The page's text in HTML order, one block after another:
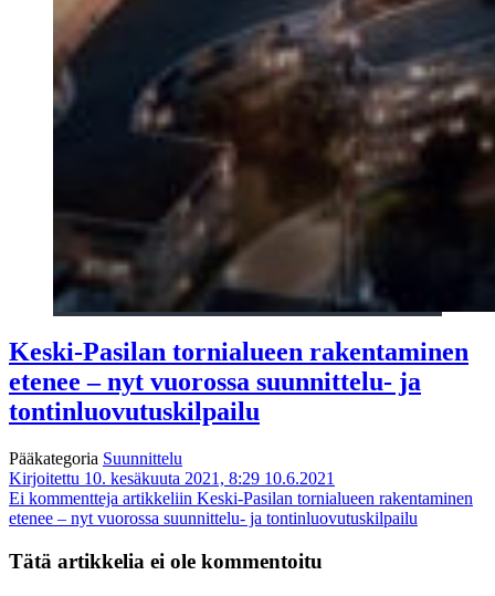
Keski-Pasilan tornialueen rakentaminen
etenee – nyt vuorossa suunnittelu- ja
tontinluovutuskilpailu
Pääkategoria Suunnittelu
Kirjoitettu 10. kesäkuuta 2021, 8:29 10.6.2021
Ei kommentteja artikkeliin Keski-Pasilan tornialueen rakentaminen
etenee – nyt vuorossa suunnittelu- ja tontinluovutuskilpailu
Tätä artikkelia ei ole kommentoitu